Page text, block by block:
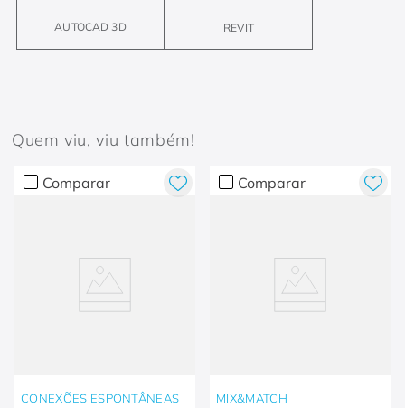
AUTOCAD 3D REVIT
Quem viu, viu também!
Comparar
CONEXÕES ESPONTÂNEAS
Comparar
MIX&MATCH